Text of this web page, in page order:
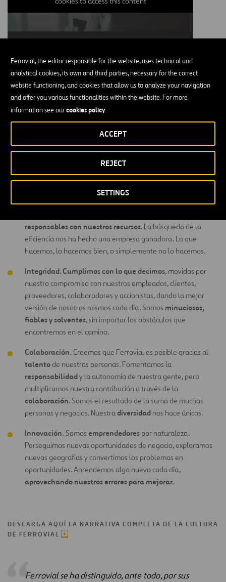
Ferrovial, the editor responsible for the website, uses technical and
analytical cookies, its own and third parties, necessary for the correct
website functioning, and cookies that allow us to analyze your navigation
and offer you various functionalities within the website. For more
information see ourcookies policy.
SETTINGS
REJECT
ACCEPT
Nuestros valores
Contamos con cinco valores que están grabados en el ADN de
nuestra cultura corporativa. Unos valores que son nuestra seña de
identidad:
Respeto.Hacemos de laseguridad y bienestarde nuestros
profesionales es nuestra máxima prioridad. Apostamos por un
liderazgobasado en la excelencia, el respeto y el
y las comunidadesen las que operamos.
Excelencia.Somosanalíticos, rigurosos y precisos.
responsables con nuestros recursos. La búsqueda de la
eficiencia nos ha hecho una empresa ganadora. Lo que
hacemos, lo hacemos bien, o simplemente no lo hacemos.
Integridad. Cumplimos con lo que decimos, movidos por
nuestro compromiso con nuestros empleados, clientes,
proveedores, colaboradores y accionistas, dando la mejor
versión de nosotros mismos cada día. Somos minuciosos,
fiables y solventes, sin importar los obstáculos que
encontremos en el camino.
Colaboración. Creemos que Ferrovial es posible gracias al
talentode nuestras personas. Fomentamos la
responsabilidady la autonomía de nuestra gente, pero
multiplicamos nuestra contribución a través de la
colaboración. Somos el resultado de la suma de muchas
personas y negocios. Nuestradiversidad nos hace únicos.
Innovación. Somos emprendedores por naturaleza.
Perseguimos nuevas oportunidades de negocio, exploramos
nuevas geografías y convertimos los problemas en
oportunidades. Aprendemos algo nuevo cada día,
aprovechando nuestros errores para mejorar.
DESCARGA AQUÍ LA NARRATIVA COMPLETA DE LA CULTURA
DE FERROVIAL
Ferrovial se ha distinguido, ante todo, por sus